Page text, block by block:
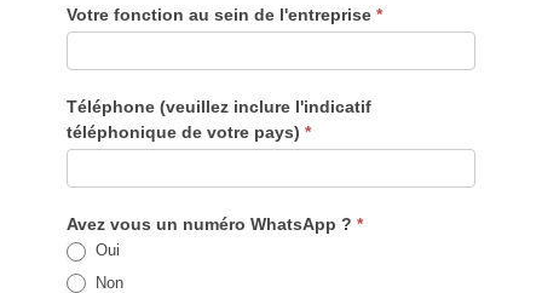
Votre fonction au sein de l'entreprise *
Téléphone (veuillez inclure l'indicatif
téléphonique de votre pays) *
Avez vous un numéro WhatsApp ? *
Oui
Non